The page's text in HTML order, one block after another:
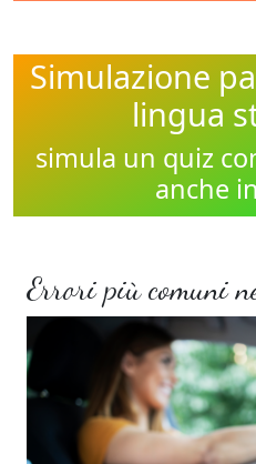
Simulazione
lingua
simula un quiz
anche
Errori più comuni